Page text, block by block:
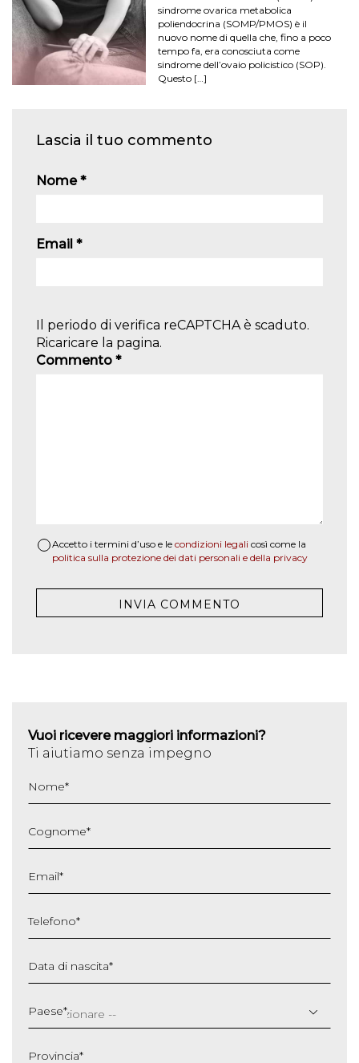
sindrome ovarica metabolica
poliendocrina (SOMP/PMOS) è il
nuovo nome di quella che, fino a poco
tempo fa, era conosciuta come
sindrome dell’ovaio policistico (SOP).
Questo […]
Lascia il tuo commento
Nome*
Email *
Il periodo di verifica reCAPTCHA è scaduto.
Ricaricare la pagina.
Commento *
Accetto i termini d’uso e le condizioni legali così come la
politica sulla protezione dei dati personali e della privacy
Vuoi ricevere maggiori informazioni?
Ti aiutiamo senza impegno
Nome*
Cognome*
Email*
Telefono*
Data di nascita*
slash
MM
Paese*
Provincia*